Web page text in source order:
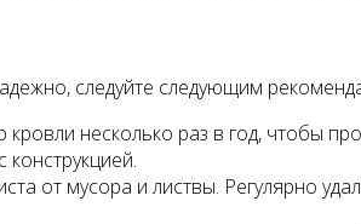
следуйте следующим
несколько раз в год, чтобы
от мусора и листвы. Регулярно